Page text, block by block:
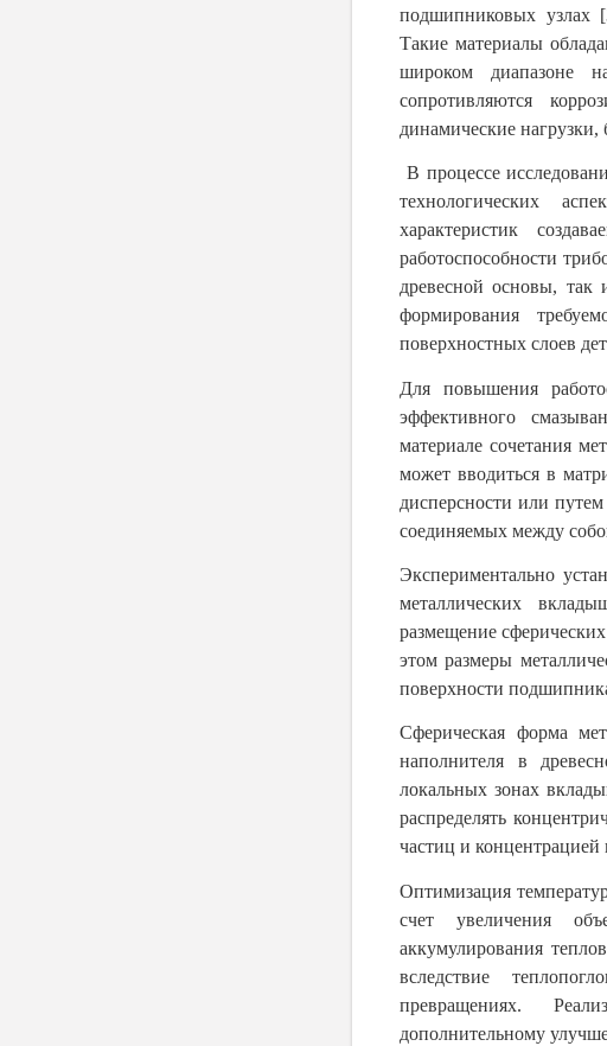
подшипниковых узлах
Такие материалы
широком диапазоне
сопротивляются
динамические
В процессе
технологических
характеристик
работоспособности
древесной основы, так
формирования
поверхностных слоев
Для повышения
эффективного
материале сочетания
может вводиться в
дисперсности или
соединяемых между
Экспериментально
металлических
размещение
этом размеры
поверхности
Сферическая форма
наполнителя в
локальных зонах
распределять
частиц и
Оптимизация
счет увеличения
аккумулирования
вследствие
превращениях.
дополнительному